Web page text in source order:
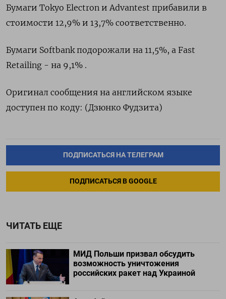
Бумаги Tokyo Electron и Advantest прибавили в
стоимости 12,9% и 13,7% соответственно.
Бумаги Softbank подорожали на 11,5%, а Fast
Retailing - на 9,1% .​
Оригинал сообщения на английском языке
доступен по коду: (Дзюнко Фудзита)
ПОДПИСАТЬСЯ НА ТЕЛЕГРАМ
ПОДПИСАТЬСЯ В GOOGLE
ЧИТАТЬ ЕЩЕ
МИД Польши призвал обсудить
возможность уничтожения
российских ракет над Украиной